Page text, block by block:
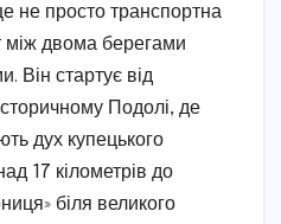
не просто транспортна
між двома берегами
Він стартує від
Подолі, де
дух купецького
17 кілометрів до
біля великого